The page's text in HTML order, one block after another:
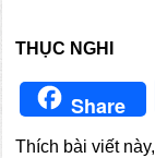
THỤC NGHI
Share
Thích bài viết